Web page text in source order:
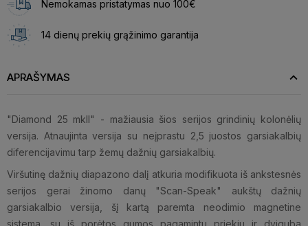
Nemokamas pristatymas nuo 100€
14 dienų prekių grąžinimo garantija
APRAŠYMAS
"Diamond 25 mkII" - mažiausia šios serijos grindinių kolonėlių
versija. Atnaujinta versija su neįprastu 2,5 juostos garsiakalbių
diferencijavimu tarp žemų dažnių garsiakalbių.
Viršutinę dažnių diapazono dalį atkuria modifikuota iš ankstesnės
serijos gerai žinomo danų "Scan-Speak" aukštų dažnių
garsiakalbio versija, šį kartą paremta neodimio magnetine